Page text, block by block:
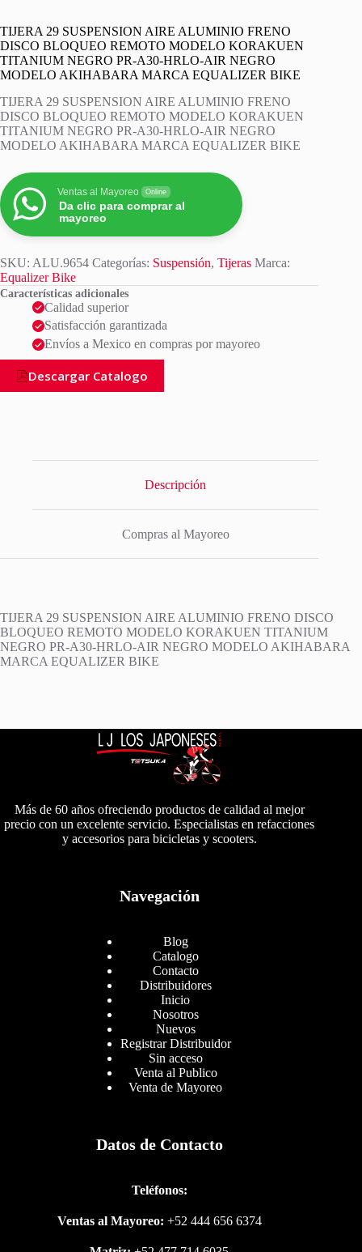
TIJERA 29 SUSPENSION AIRE ALUMINIO FRENO
DISCO BLOQUEO REMOTO MODELO KORAKUEN
TITANIUM NEGRO PR-A30-HRLO-AIR NEGRO
MODELO AKIHABARA MARCA EQUALIZER BIKE
TIJERA 29 SUSPENSION AIRE ALUMINIO FRENO
DISCO BLOQUEO REMOTO MODELO KORAKUEN
TITANIUM NEGRO PR-A30-HRLO-AIR NEGRO
MODELO AKIHABARA MARCA EQUALIZER BIKE
Ventas al Mayoreo Online
Da clic para comprar al
mayoreo
SKU: ALU.9654 Categorías: Suspensión, Tijeras Marca:
Equalizer Bike
Características adicionales
Calidad superior
Satisfacción garantizada
Envíos a Mexico en compras por mayoreo
Descargar Catalogo
Descripción
Compras al Mayoreo
TIJERA 29 SUSPENSION AIRE ALUMINIO FRENO DISCO
BLOQUEO REMOTO MODELO KORAKUEN TITANIUM
NEGRO PR-A30-HRLO-AIR NEGRO MODELO AKIHABARA
MARCA EQUALIZER BIKE
Más de 60 años ofreciendo productos de calidad al mejor
precio con un excelente servicio. Especialistas en refacciones
y accesorios para bicicletas y scooters.
Navegación
Blog
Catalogo
Contacto
Distribuidores
Inicio
Nosotros
Nuevos
Registrar Distribuidor
Sin acceso
Venta al Publico
Venta de Mayoreo
Datos de Contacto
Teléfonos:
Ventas al Mayoreo: +52 444 656 6374